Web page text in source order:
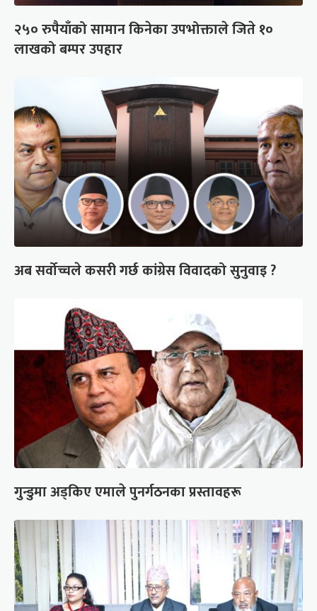
२५० रुपैयाँको सामान किनेका उपभोक्ताले जिते १०
लाखको बम्पर उपहार
अब सर्वोच्चले कसरी गर्छ कांग्रेस विवादको सुनुवाइ ?
गुन्डुमा अड्किए एमाले पुनर्गठनका प्रस्तावहरू